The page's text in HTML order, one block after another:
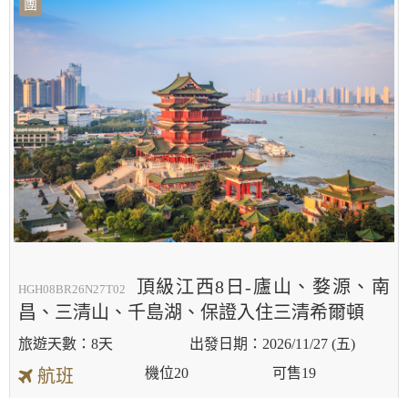
團
HGH08BR26N27T02
頂級江西8日-廬山、婺源、南
昌、三清山、千島湖、保證入住三清希爾頓
8天 2026/11/27 (五)
航班 機位20 可售19